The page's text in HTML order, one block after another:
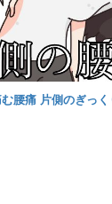
腰痛 片側のぎっく